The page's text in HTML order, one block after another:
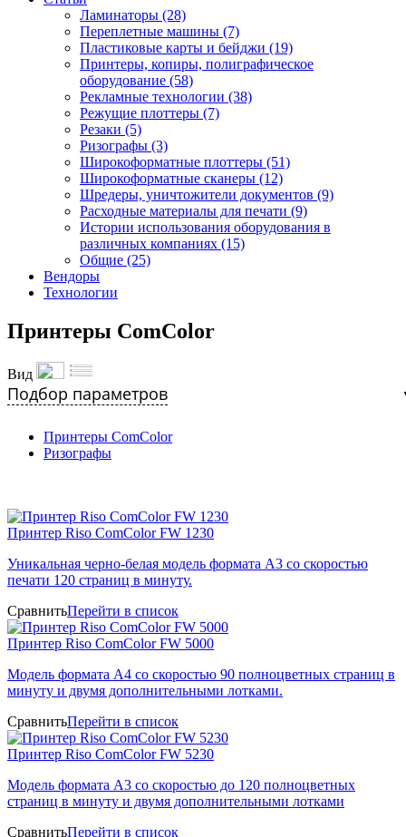
Ламинаторы (28)
Переплетные машины (7)
Пластиковые карты и бейджи (19)
Принтеры, копиры, полиграфическое
оборудование (58)
Рекламные технологии (38)
Режущие плоттеры (7)
Резаки (5)
Ризографы (3)
Широкоформатные плоттеры (51)
Широкоформатные сканеры (12)
Шредеры, уничтожители документов (9)
Расходные материалы для печати (9)
Истории использования оборудования в
различных компаниях (15)
Общие (25)
Вендоры
Технологии
Принтеры ComColor
Вид
Подбор параметров
Принтеры ComColor
Ризографы
Принтер Riso ComColor FW 1230
Уникальная черно-белая модель формата А3 со скоростью
печати 120 страниц в минуту.
СравнитьПерейти в список
Принтер Riso ComColor FW 5000
Модель формата А4 со скоростью 90 полноцветных страниц в
минуту и двумя дополнительными лотками.
СравнитьПерейти в список
Принтер Riso ComColor FW 5230
Модель формата А3 со скоростью до 120 полноцветных
страниц в минуту и двумя дополнительными лотками
СравнитьПерейти в список